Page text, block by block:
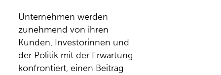
Unternehmen werden
zunehmend von ihren
Kunden, Investorinnen und
der Politik mit der Erwartung
konfrontiert, einen Beitrag